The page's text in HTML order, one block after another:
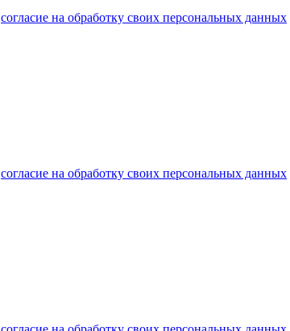
согласие на обработку своих персональных данных
согласие на обработку своих персональных данных